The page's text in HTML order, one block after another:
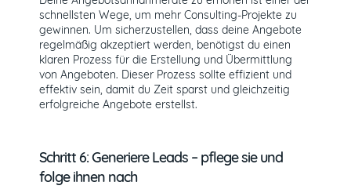
schnellsten Wege, um mehr Consulting-Projekte zu
gewinnen. Um sicherzustellen, dass deine Angebote
regelmäßig akzeptiert werden, benötigst du einen
klaren Prozess für die Erstellung und Übermittlung
von Angeboten. Dieser Prozess sollte effizient und
effektiv sein, damit du Zeit sparst und gleichzeitig
erfolgreiche Angebote erstellst.
Schritt 6: Generiere Leads – pflege sie und
folge ihnen nach